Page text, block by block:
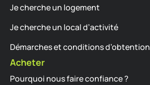
Je cherche un logement
Je cherche un local d’activité
Démarches et conditions d’obtention
Acheter
Pourquoi nous faire confiance ?